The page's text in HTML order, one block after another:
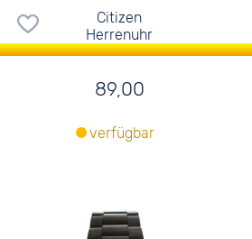
Citizen
Herrenuhr
89,00
verfügbar